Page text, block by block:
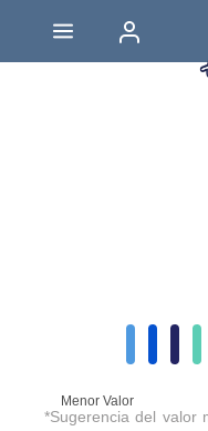
Menor Valor
*Sugerencia del valor